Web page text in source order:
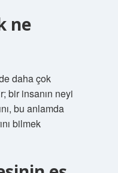
ne
daha çok
bir insanın neyi
bu anlamda
bilmek